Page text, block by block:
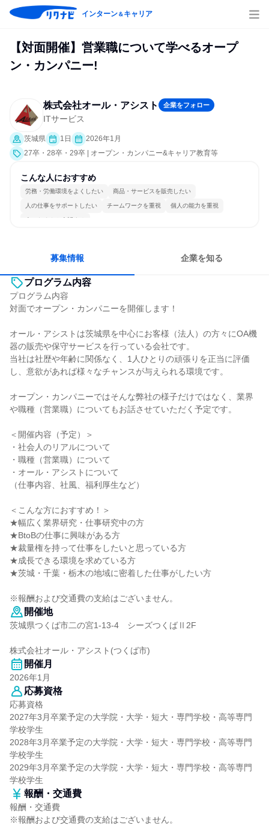
インターン＆キャリア
【対面開催】営業職について学べるオープ
ン・カンパニー!
株式会社オール・アシスト 企業をフォロー
ITサービス
茨城県 1日
2026年1月
27卒・28卒・29卒 | オープン・カンパニー&キャリア教育等
こんな人におすすめ
労務・労働環境をよくしたい 商品・サービスを販売したい
人の仕事をサポートしたい チームワークを重視 個人の能力を重視
人とたくさん会話する
募集情報 企業を知る
プログラム内容
プログラム内容
対面でオープン・カンパニーを開催します！
オール・アシストは茨城県を中心にお客様（法人）の方々にOA機
器の販売や保守サービスを行っている会社です。
当社は社歴や年齢に関係なく、1人ひとりの頑張りを正当に評価
し、意欲があれば様々なチャンスが与えられる環境です。
オープン・カンパニーではそんな弊社の様子だけではなく、業界
や職種（営業職）についてもお話させていただく予定です。
＜開催内容（予定）＞
・社会人のリアルについて
・職種（営業職）について
・オール・アシストについて
（仕事内容、社風、福利厚生など）
＜こんな方におすすめ！＞
★幅広く業界研究・仕事研究中の方
★BtoBの仕事に興味がある方
★裁量権を持って仕事をしたいと思っている方
★成長できる環境を求めている方
★茨城・千葉・栃木の地域に密着した仕事がしたい方
※報酬および交通費の支給はございません。
開催地
茨城県つくば市二の宮1-13-4 シーズつくばⅡ2F
株式会社オール・アシスト(つくば市)
開催月
2026年1月
応募資格
応募資格
2027年3月卒業予定の大学院・大学・短大・専門学校・高等専門
学校学生
2028年3月卒業予定の大学院・大学・短大・専門学校・高等専門
学校学生
2029年3月卒業予定の大学院・大学・短大・専門学校・高等専門
学校学生
報酬・交通費
報酬・交通費
※報酬および交通費の支給はございません。